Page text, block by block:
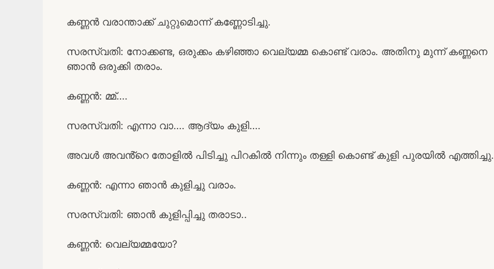
കണ്ണൻ വരാന്താക്ക് ചുറ്റുമൊന്ന് കണ്ണോടിച്ചു.
സരസ്വതി: നോക്കണ്ട, ഒരുക്കം കഴിഞ്ഞാ വെല്യമ്മ കൊണ്ട് വരാം. അതിനു മുന്ന് കണ്ണനെ
ഞാൻ ഒരുക്കി തരാം.
കണ്ണൻ: മ്മ്….
സരസ്വതി: എന്നാ വാ…. ആദ്യം കുളി….
അവൾ അവൻ്റെ തോളിൽ പിടിച്ചു പിറകിൽ നിന്നും തള്ളി കൊണ്ട് കുളി പുരയിൽ എത്തിച്ചു.
കണ്ണൻ: എന്നാ ഞാൻ കുളിച്ചു വരാം.
സരസ്വതി: ഞാൻ കുളിപ്പിച്ചു തരാടാ..
കണ്ണൻ: വെല്യമ്മയോ?